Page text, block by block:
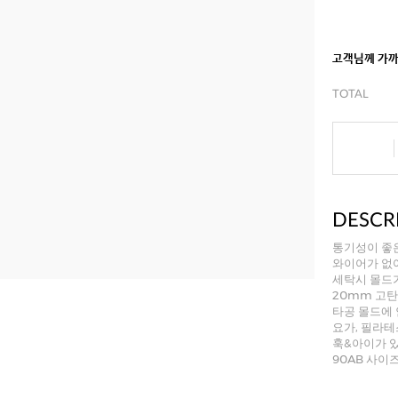
고객님께 가
TOTAL
통기성이 좋
와이어가 없
세탁시 몰드
20mm 고탄
타공 몰드에
요가, 필라
훅&아이가
90AB 사이